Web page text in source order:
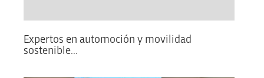
Expertos en automoción y movilidad
sostenible...